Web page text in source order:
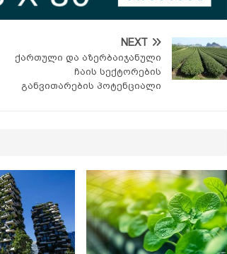
NEXT
ქართული და აზერბაიჯანული
ჩაის სექტორების
განვითარების პოტენციალი